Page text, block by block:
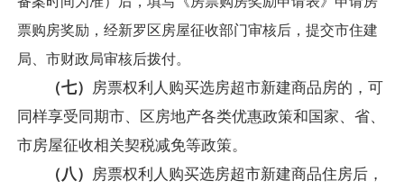
票购房奖励，经新罗区房屋征收部门审核后，提交市住建
局、市财政局审核后拨付。
（七）
房票权利人购买选房超市新建商品房的，可
同样享受同期市、区房地产各类优惠政策和国家、省、
市房屋征收相关契税减免等政策。
（八）
房票权利人购买选房超市新建商品住房后，